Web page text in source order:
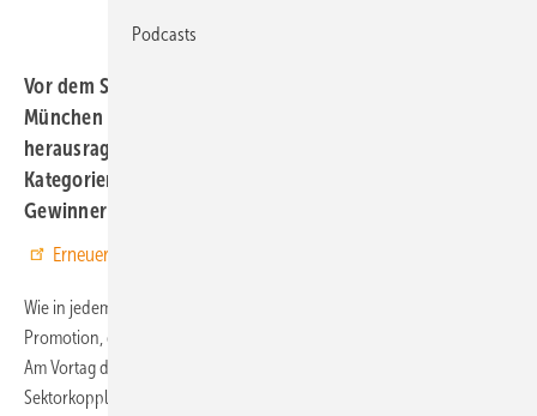
Vor dem Start der diesjährigen Smarter E Europe in
München wurden die begehrten Preise für
herausragende Innovationen vergeben. In fünf
Kategorien hat die Jury jeweils drei gleichwertige
Gewinner prämiert.
Erneuerbare Energien bei Google bevorzugen
Wie in jedem Jahr hat der Veranstalter der Smarter E Europe, Solar
Promotion, die Gewinner der begehrten Innovationspreise verliehen.
Am Vortag der Leitmesse der europäischen Solar-, Speicher- und
Sektorkopplungsbranche konnten sich die Sieger in den fünf
Podcasts